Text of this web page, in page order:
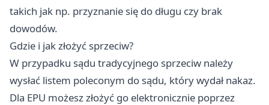
takich jak np. przyznanie się do długu czy brak
dowodów.
Gdzie i jak złożyć sprzeciw?
W przypadku sądu tradycyjnego sprzeciw należy
wysłać listem poleconym do sądu, który wydał nakaz.
Dla EPU możesz złożyć go elektronicznie poprzez